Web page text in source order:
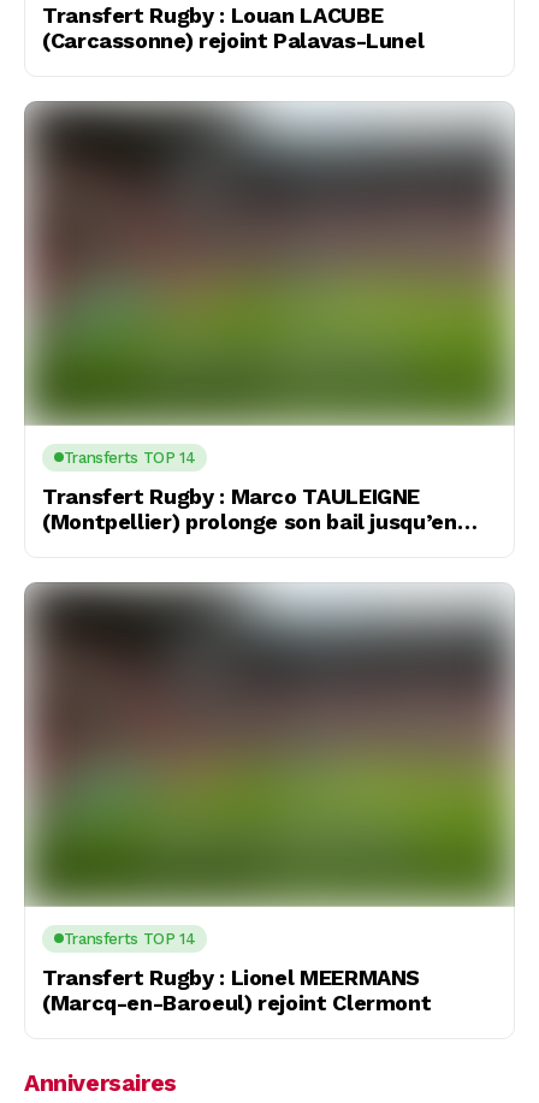
Transfert Rugby : Louan LACUBE
(Carcassonne) rejoint Palavas-Lunel
Transferts TOP 14
Transfert Rugby : Marco TAULEIGNE
(Montpellier) prolonge son bail jusqu’en
Transferts TOP 14
Transfert Rugby : Lionel MEERMANS
(Marcq-en-Baroeul) rejoint Clermont
Anniversaires